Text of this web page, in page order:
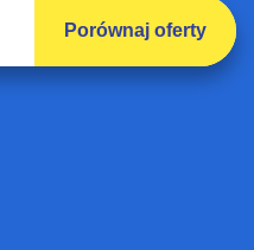
Porównaj oferty